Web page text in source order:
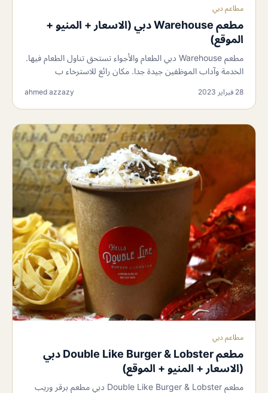
مطاعم دبي
مطعم Warehouse دبي (الاسعار + المنيو +
الموقع)
مطعم Warehouse دبي الطعام والأجواء تستحق تناول الطعام فيها.
الخدمة وآداب الموظفين جيدة جدا. مكان رائع للاسترخاء ب
28 فبراير 2023 ahmed azzazy
مطاعم دبي
مطعم Double Like Burger & Lobster دبي
(الاسعار + المنيو + الموقع)
مطعم Double Like Burger & Lobster دبي مطعم برقر وريب